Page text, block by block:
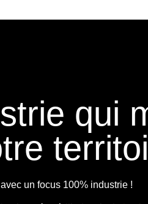
qui
un focus 100% industrie !